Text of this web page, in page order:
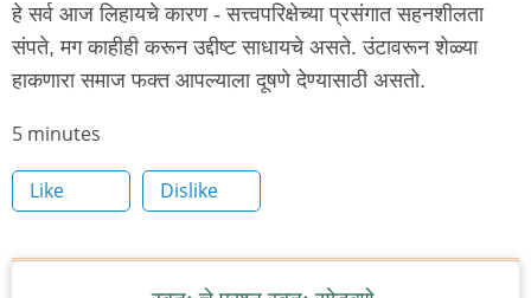
हे सर्व आज लिहायचे कारण - सत्त्वपरिक्षेच्या प्रसंगात सहनशीलता
संपते, मग काहीही करून उद्दीष्ट साधायचे असते. उंटावरून शेळ्या
हाकणारा समाज फक्त आपल्याला दूषणे देण्यासाठी असतो.
Node
time
5 minutes
Like Dislike